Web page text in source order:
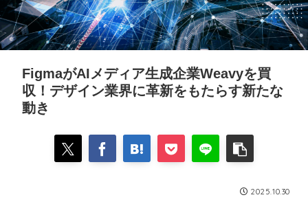
FigmaがAIメディア生成企業Weavyを買
収！デザイン業界に革新をもたらす新たな
動き
2025.10.30